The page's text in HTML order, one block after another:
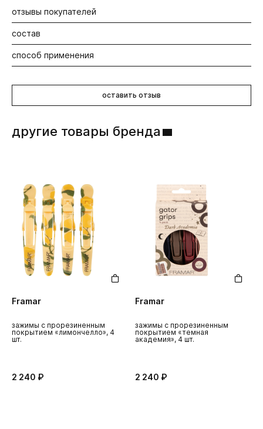
другие товары бренда
Framar
зажимы с прорезиненным
покрытием «лимончелло», 4
шт.
2 240 ₽
Framar
зажимы с прорезиненным
покрытием «темная
академия», 4 шт.
2 240 ₽
отзывы покупателей
Будьте первыми! Оставьте отзыв об этом продукте
состав
Пластик.
способ применения
укладок с помощью фена.оставить отзыв